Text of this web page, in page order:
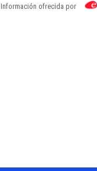
Información ofrecida por